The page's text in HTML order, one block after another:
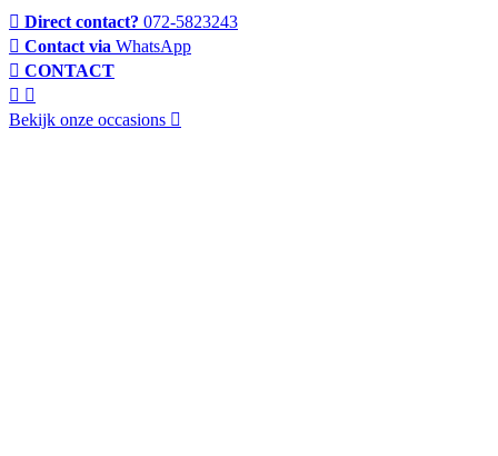
Direct contact? 072-5823243
Contact via WhatsApp
CONTACT
Bekijk onze occasions